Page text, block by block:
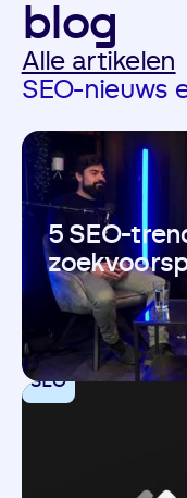
blog
Alle artikelen
SEO-nieuws
5 SEO-
SEO